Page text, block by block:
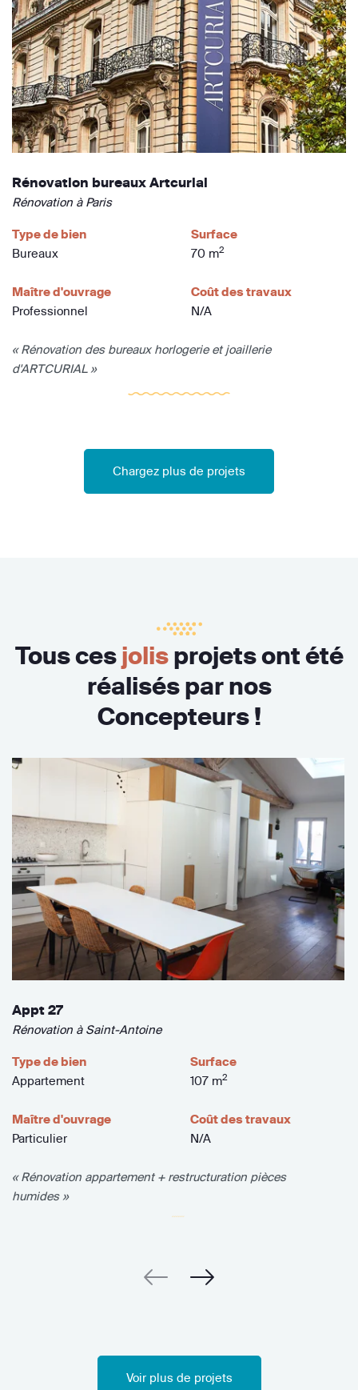
Rénovation bureaux Artcurial
Rénovation à Paris
Type de bien
Bureaux
Surface
70 m2
Maître d'ouvrage
Professionnel
Coût des travaux
N/A
« Rénovation des bureaux horlogerie et joaillerie
d'ARTCURIAL »
Chargez plus de projets
Tous cesjolisprojets ont été
réalisés par nos
Concepteurs !
Appt 27
Rénovation à Saint-Antoine
Type de bien
Appartement
Surface
107 m2
Maître d'ouvrage
Particulier
Coût des travaux
N/A
« Rénovation appartement + restructuration pièces
humides »
Voir plus de projets